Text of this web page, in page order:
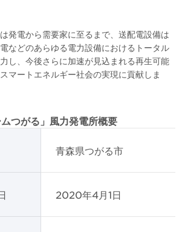
発電から需要家に至るまで、送配電設備は
などのあらゆる電力設備におけるトータル
し、今後さらに加速が見込まれる再生可能
マートエネルギー社会の実現に貢献しま
ムつがる」風力発電所概要
青森県つがる市
2020年4月1日